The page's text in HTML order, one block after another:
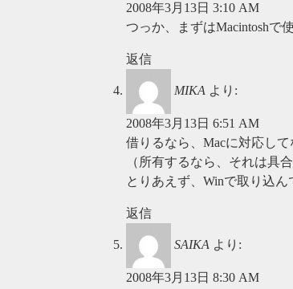
2008年3月13日 3:10 AM
つっか、まずはMacintoshで
返信
MIKA より:
2008年3月13日 6:51 AM
借りるなら、Macに対応し
（所有するなら、それは具
とりあえず、Winで取り込ん
返信
SAIKA より:
2008年3月13日 8:30 AM